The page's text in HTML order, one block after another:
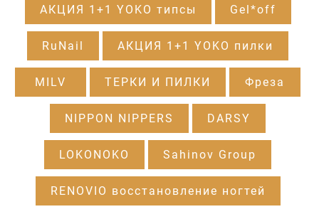
АКЦИЯ 1+1 YOKO типсы Gel*off
RuNail АКЦИЯ 1+1 YOKO пилки
MILV ТЕРКИ И ПИЛКИ Фреза
NIPPON NIPPERS DARSY
LOKONOKO Sahinov Group
RENOVIO восстановление ногтей